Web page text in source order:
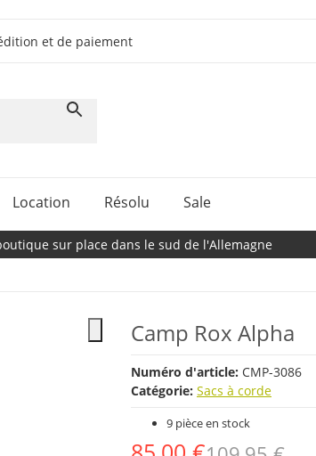
et de paiement
Location Résolu Sale
sur place dans le sud de l'Allemagne
Camp Rox Alpha
Numéro d'article: CMP-3086
Catégorie: Sacs à corde
9 pièce en stock